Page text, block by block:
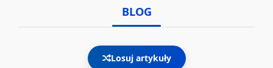
BLOG
Losuj artykuły